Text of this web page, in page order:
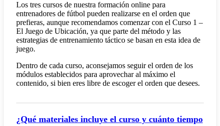
Los tres cursos de nuestra formación online para
entrenadores de fútbol pueden realizarse en el orden que
prefieras, aunque recomendamos comenzar con el Curso 1 –
El Juego de Ubicación, ya que parte del método y las
estrategias de entrenamiento táctico se basan en esta idea de
juego.
Dentro de cada curso, aconsejamos seguir el orden de los
módulos establecidos para aprovechar al máximo el
contenido, si bien eres libre de escoger el orden que desees.
¿Qué materiales incluye el curso y cuánto tiempo